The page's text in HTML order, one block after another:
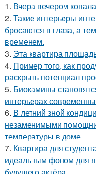
1. Вчера вечером
2. Такие интерьеры
бросаются в глаза, а
временем.
3. Эта квартира
4. Пример того, как
раскрыть потенциал
5. Биокамины
интерьерах
6. В летний зной
незаменимыми
температуры в доме.
7. Квартира для
идеальным фоном для